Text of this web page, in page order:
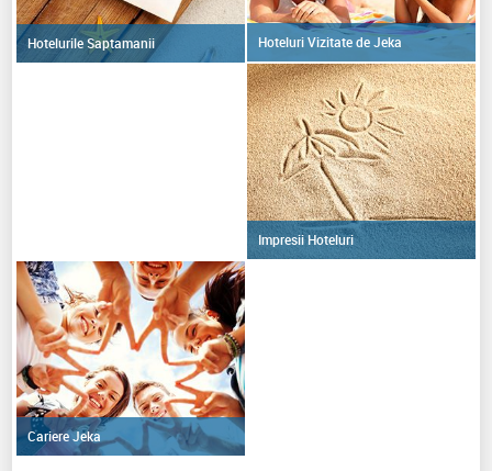
Hotelurile Saptamanii Hoteluri Vizitate de Jeka
Impresii Hoteluri
Cariere Jeka